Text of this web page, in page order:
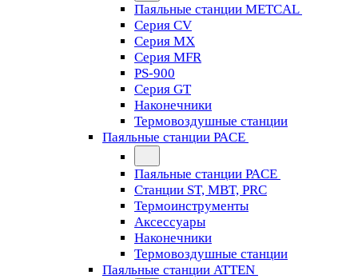
Паяльные станции METCAL
Серия CV
Серия MX
Серия MFR
PS-900
Серия GT
Наконечники
Термовоздушные станции
Паяльные станции PACE
Паяльные станции PACE
Станции ST, MBT, PRC
Термоинструменты
Аксессуары
Наконечники
Термовоздушные станции
Паяльные станции ATTEN